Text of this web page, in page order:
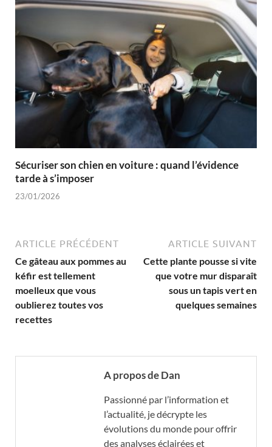
Sécuriser son chien en voiture : quand l’évidence
tarde à s’imposer
23/01/2026
ARTICLE PRÉCÉDENT
Ce gâteau aux pommes au
kéfir est tellement
moelleux que vous
oublierez toutes vos
recettes
ARTICLE SUIVANT
Cette plante pousse si vite
que votre mur disparaît
sous un tapis vert en
quelques semaines
A propos de Dan
Passionné par l’information et
l’actualité, je décrypte les
évolutions du monde pour offrir
des analyses éclairées et